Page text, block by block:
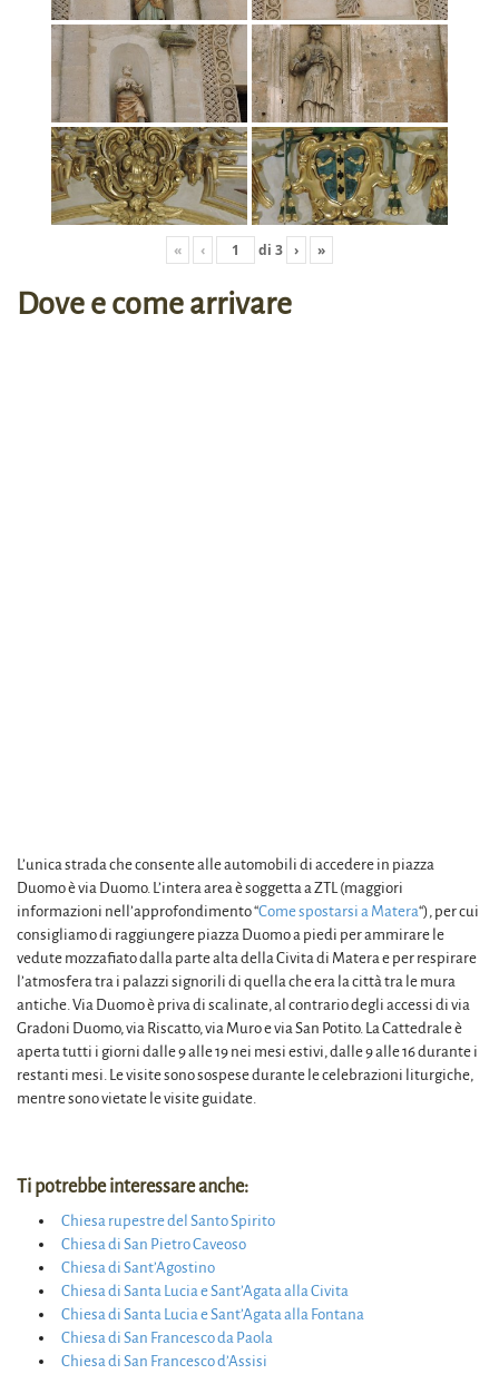
« ‹ di 3 › »
Dove e come arrivare
L’unica strada che consente alle automobili di accedere in piazza
Duomo è via Duomo. L’intera area è soggetta a ZTL (maggiori
informazioni nell’approfondimento “Come spostarsi a Matera“), per cui
consigliamo di raggiungere piazza Duomo a piedi per ammirare le
vedute mozzafiato dalla parte alta della Civita di Matera e per respirare
l’atmosfera tra i palazzi signorili di quella che era la città tra le mura
antiche. Via Duomo è priva di scalinate, al contrario degli accessi di via
Gradoni Duomo, via Riscatto, via Muro e via San Potito. La Cattedrale è
aperta tutti i giorni dalle 9 alle 19 nei mesi estivi, dalle 9 alle 16 durante i
restanti mesi. Le visite sono sospese durante le celebrazioni liturgiche,
mentre sono vietate le visite guidate.
Ti potrebbe interessare anche:
Chiesa rupestre del Santo Spirito
Chiesa di San Pietro Caveoso
Chiesa di Sant’Agostino
Chiesa di Santa Lucia e Sant’Agata alla Civita
Chiesa di Santa Lucia e Sant’Agata alla Fontana
Chiesa di San Francesco da Paola
Chiesa di San Francesco d’Assisi